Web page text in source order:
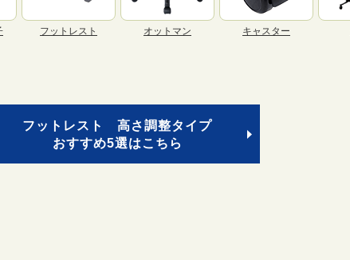
フットレスト オットマン キャスター
フットレスト 高さ調整タイプ
おすすめ5選はこちら